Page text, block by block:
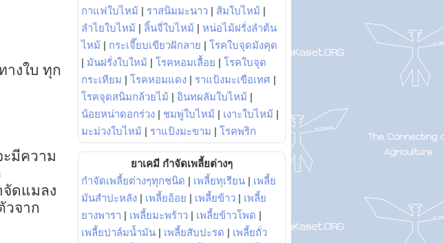
งใบ ทุก
มีความ
จัดแมลง
วจาก
กาแฟใบไหม้ | ราสนิมมะนาว | ส้มใบไหม้ |
ลำไยใบไหม้ | ลิ้นจี่ใบไหม้ | หน่อไม้ฝรั่งลำต้น
ไหม้ | กระเจี๊ยบเขียวฝักลาย | โรคใบจุดมังคุด
| มันฝรั่งใบใหม้ | โรคหอมเลื้อย | โรคใบจุด
กระเทียม | โรคหอมแดง | ราแป้งมะเขือเทศ |
โรคจุดสนิมกล้วยไม้ | อินทผลัมใบไหม้ |
น้อยหน่าดอกร่วง | ชมพู่ใบไหม้ | เงาะใบไหม้ |
มะม่วงใบไหม้ | ราแป้งมะขาม | โรคพริก
ยาเคมี กำจัดเพลี้ยต่างๆ
กำจัดเพลี้ยต่างๆทุกชนิด | เพลี้ยทุเรียน | เพลี้ย
มันสำปะหลัง | เพลี้ยอ้อย | เพลี้ยข้าว | เพลี้ย
ยางพารา | เพลี้ยมะพร้าว | เพลี้ยข้าวโพด |
เพลี้ยปาล์มน้ำมัน | เพลี้ยสับปะรด | เพลี้ยถั่ว